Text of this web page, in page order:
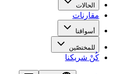
الحالات
مقارنات
أسواقنا
للمختصّين
كُنْ شريكنا